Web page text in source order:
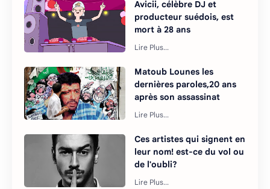
Avicii, célèbre DJ et
producteur suédois, est
mort à 28 ans
Matoub Lounes les
dernières paroles,20 ans
après son assassinat
Ces artistes qui signent en
leur nom! est-ce du vol ou
de l'oubli?